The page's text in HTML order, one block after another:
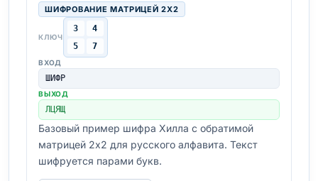
ШИФРОВАНИЕ МАТРИЦЕЙ 2X2
КЛЮЧ
3
4
5
7
ВХОД
ШИФР
ВЫХОД
ЛЦЯЩ
Базовый пример шифра Хилла с обратимой
матрицей 2x2 для русского алфавита. Текст
шифруется парами букв.